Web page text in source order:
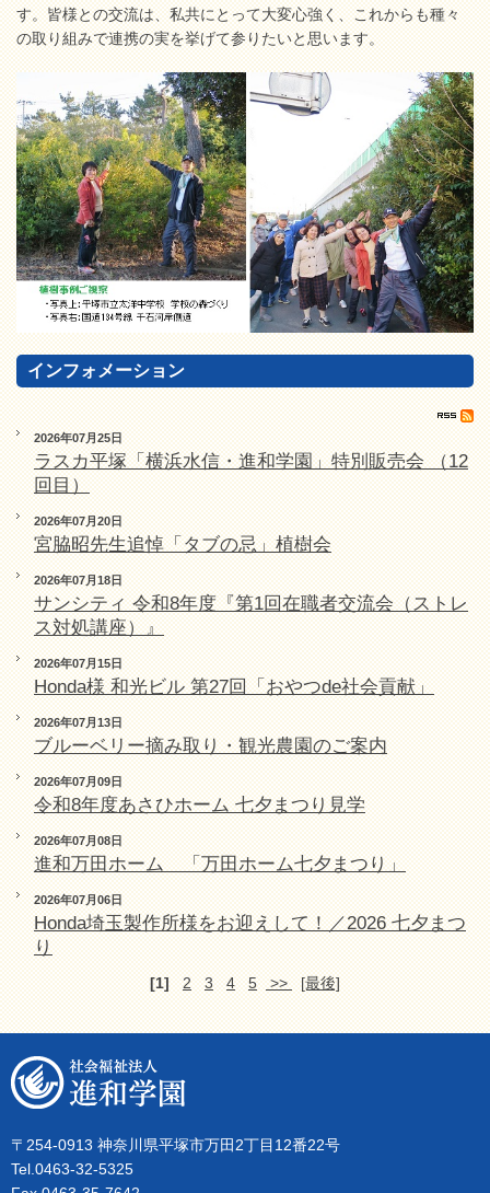
す。皆様との交流は、私共にとって大変心強く、これからも種々
の取り組みで連携の実を挙げて参りたいと思います。
インフォメーション
2026年07月25日
ラスカ平塚「横浜水信・進和学園」特別販売会 （12
回目）
2026年07月20日
宮脇昭先生追悼「タブの忌」植樹会
2026年07月18日
サンシティ 令和8年度『第1回在職者交流会（ストレ
ス対処講座）』
2026年07月15日
Honda様 和光ビル 第27回「おやつde社会貢献」
2026年07月13日
ブルーベリー摘み取り・観光農園のご案内
2026年07月09日
令和8年度あさひホーム 七夕まつり見学
2026年07月08日
進和万田ホーム 「万田ホーム七夕まつり」
2026年07月06日
Honda埼玉製作所様をお迎えして！／2026 七夕まつ
り
[1] 2 3 4 5 >> [最後]
〒254-0913 神奈川県平塚市万田2丁目12番22号
Tel.0463-32-5325